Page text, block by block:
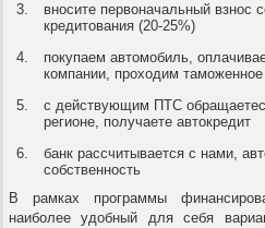
вносите первоначальный взнос
кредитования (20-25%)
покупаем автомобиль,
компании, проходим
с действующим ПТС
регионе, получаете автокредит
банк рассчитывается с нами,
собственность
В рамках программы
наиболее удобный для себя